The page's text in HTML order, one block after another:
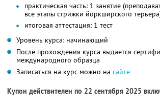
практическая часть: 1 занятие
все этапы стрижки йоркширского
итоговая аттестация: 1 тест
Уровень курса: начинающий
После прохождения курса выдается
международного образца
Записаться на курс можно на сайте
Купон действителен по 22 сентября 2025